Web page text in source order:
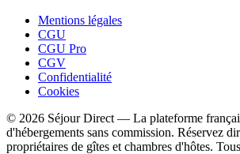
Mentions légales
CGU
CGU Pro
CGV
Confidentialité
Cookies
© 2026 Séjour Direct — La plateforme
d'hébergements sans commission. Réservez
propriétaires de gîtes et chambres d'hôtes.